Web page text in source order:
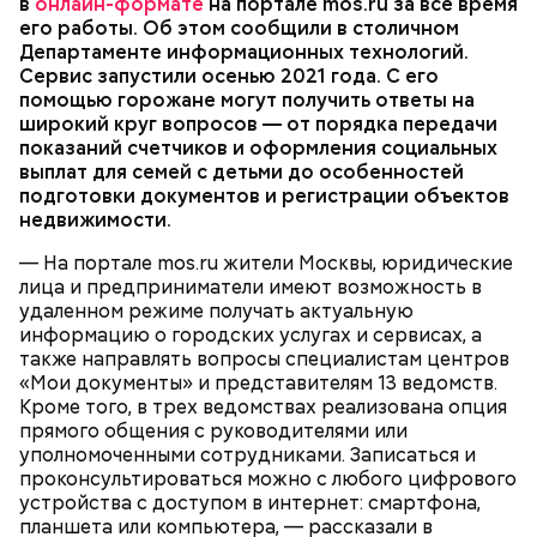
его работы. Об этом сообщили в столичном
Департаменте информационных технологий.
Сервис запустили осенью 2021 года. С его
помощью горожане могут получить ответы на
широкий круг вопросов — от порядка передачи
показаний счетчиков и оформления социальных
выплат для семей с детьми до особенностей
подготовки документов и регистрации объектов
недвижимости.
— На портале mos.ru жители Москвы, юридические
лица и предприниматели имеют возможность в
удаленном режиме получать актуальную
информацию о городских услугах и сервисах, а
также направлять вопросы специалистам центров
«Мои документы» и представителям 13 ведомств.
Кроме того, в трех ведомствах реализована опция
прямого общения с руководителями или
уполномоченными сотрудниками. Записаться и
проконсультироваться можно с любого цифрового
устройства с доступом в интернет: смартфона,
планшета или компьютера, — рассказали в
Сотрудники центров госуслуг и столичных
ведомств проводят видеовстречи по более чем
200 разнообразным темам. Например, жители
столицы могут получить разъяснения о том, как
оформить свидетельство о рождении, назначить
пенсию, выполнить перерасчет коммунальных
платежей либо изменить место жительства.
порядке получения индивидуального номера
налогоплательщика, полиса обязательного
медицинского страхования, страхового номера
индивидуального лицевого счета и прочих
значимых услугах.
подобрать удобные дату и время. Пользователь
получит ссылку на видеозвонок и инструкцию по
подключению — они поступят в личный кабинет на
портале и на электронную почту. В назначенное
время останется лишь подключиться к встрече. Для
работы с сервисом необходимо иметь
стандартную илиполную учетную запись на
mos.ru. В среднем длительность одной
консультации составляет около 20 минут.
исключением праздничных дней.
ПОРТАЛ MOS.RU МОСКВА УСЛУГИ
— Процесс полностью автоматизирован, поэтому
создание одной печатной платы занимает от
восьми до десяти минут. В час мы можем
производить около 125 штук, — рассказывает
Здесь автоматизировано буквально все, включая и
«холодильник» — так сотрудники в шутку
называют большой шкаф, в котором хранится
паяльная паста. Специалист на сенсорном экране
устанавливает температуру камеры хранения
материала. Причем для каждой камеры можно
установить свою температуру. Пара нажатий, и в
нужное время аппарат выдает материал с
подходит к «холодильнику» и через маленькое
окошко достает баночку с сырьем.